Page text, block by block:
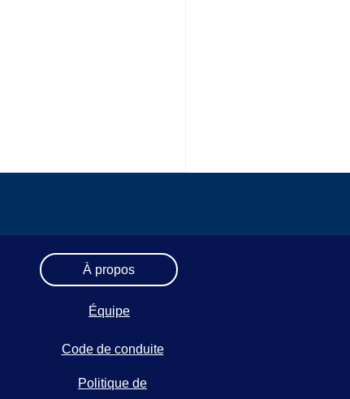
À propos
Équipe
Code de conduite
Politique de